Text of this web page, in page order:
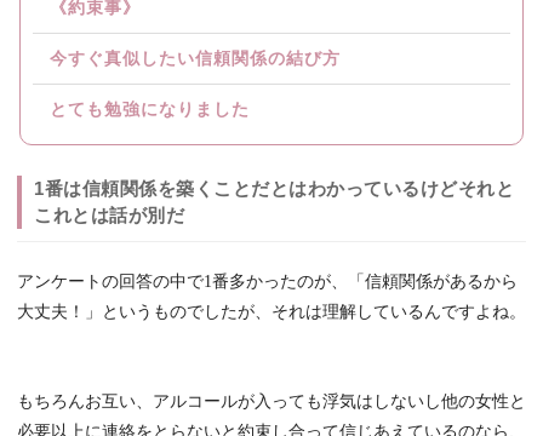
《約束事》
今すぐ真似したい信頼関係の結び方
とても勉強になりました
1番は信頼関係を築くことだとはわかっているけどそれと
これとは話が別だ
アンケートの回答の中で1番多かったのが、「信頼関係があるから
大丈夫！」というものでしたが、それは理解しているんですよね。
もちろんお互い、アルコールが入っても浮気はしないし他の女性と
必要以上に連絡をとらないと約束し合って信じあえているのなら、